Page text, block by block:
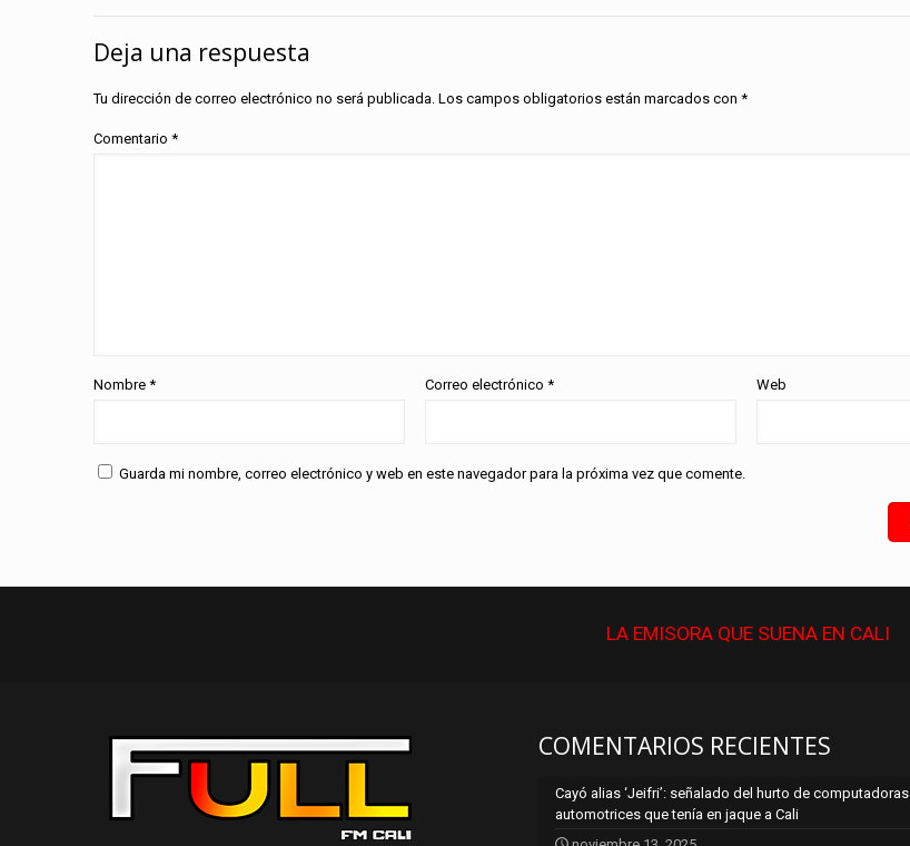
Deja una respuesta
Tu dirección de correo electrónico no será publicada. Los campos obligatorios están marcados con *
Comentario *
Nombre * Correo electrónico* Web
Guarda mi nombre, correo electrónico y web en este navegador para la próxima vez que comente.
LA EMISORA QUESUENAEN CALI
COMENTARIOS RECIENTES
Cayó alias ‘Jeifri’: señalado del hurto de computadoras
automotrices que tenía en jaque a Cali